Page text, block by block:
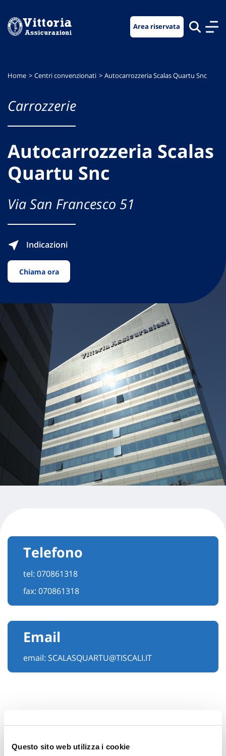
Questo sito web utilizza i cookie
menu
contenuto
footer
Area riservata
Home Centri convenzionati Autocarrozzeria Scalas Quartu Snc
Carrozzerie
Autocarrozzeria Scalas
Quartu Snc
Via San Francesco 51
Indicazioni
Chiama ora
Telefono
tel: 070861318
fax: 070861318
Email
email: SCALASQUARTU@TISCALI.IT